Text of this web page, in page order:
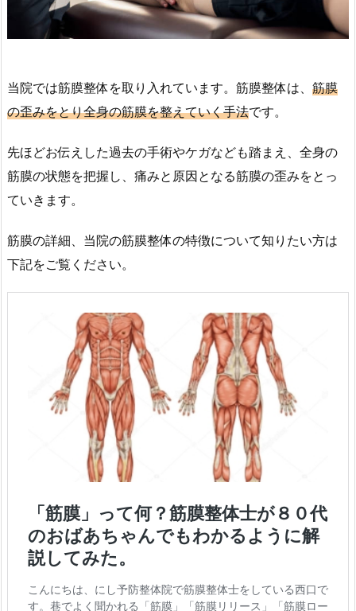
当院では筋膜整体を取り入れています。筋膜整体は、 筋膜
の歪みをとり全身の筋膜を整えていく手法です。
先ほどお伝えした過去の手術やケガなども踏まえ、全身の
筋膜の状態を把握し、痛みと原因となる筋膜の歪みをとっ
ていきます。
筋膜の詳細、当院の筋膜整体の特徴について知りたい方は
下記をご覧ください。